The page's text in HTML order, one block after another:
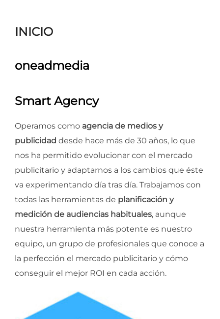
INICIO
oneadmedia
Smart Agency
Operamos como agencia de medios y
publicidad desde hace más de 30 años, lo que
nos ha permitido evolucionar con el mercado
publicitario y adaptarnos a los cambios que éste
va experimentando día tras día. Trabajamos con
todas las herramientas de planificación y
medición de audiencias habituales, aunque
nuestra herramienta más potente es nuestro
equipo, un grupo de profesionales que conoce a
la perfección el mercado publicitario y cómo
conseguir el mejor ROI en cada acción.